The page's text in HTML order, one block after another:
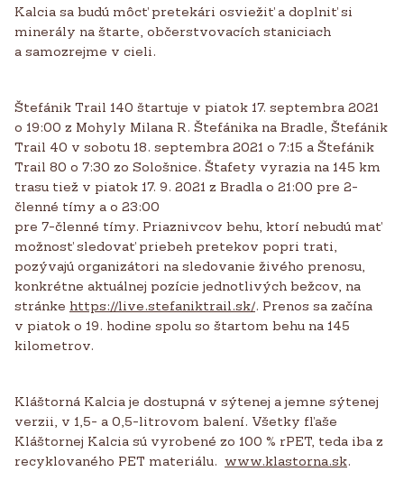
Kalcia sa budú môcť pretekári osviežiť a doplniť si
minerály na štarte, občerstvovacích staniciach
a samozrejme v cieli.
Štefánik Trail 140 štartuje v piatok 17. septembra 2021
o 19:00 z Mohyly Milana R. Štefánika na Bradle, Štefánik
Trail 40 v sobotu 18. septembra 2021 o 7:15 a Štefánik
Trail 80 o 7:30 zo Sološnice. Štafety vyrazia na 145 km
trasu tiež v piatok 17. 9. 2021 z Bradla o 21:00 pre 2-
členné tímy a o 23:00
pre 7-členné tímy. Priaznivcov behu, ktorí nebudú mať
možnosť sledovať priebeh pretekov popri trati,
pozývajú organizátori na sledovanie živého prenosu,
konkrétne aktuálnej pozície jednotlivých bežcov, na
stránke https://live.stefaniktrail.sk/. Prenos sa začína
v piatok o 19. hodine spolu so štartom behu na 145
kilometrov.
Kláštorná Kalcia je dostupná v sýtenej a jemne sýtenej
verzii, v 1,5- a 0,5-litrovom balení. Všetky fľaše
Kláštornej Kalcia sú vyrobené zo 100 % rPET, teda iba z
recyklovaného PET materiálu. www.klastorna.sk.